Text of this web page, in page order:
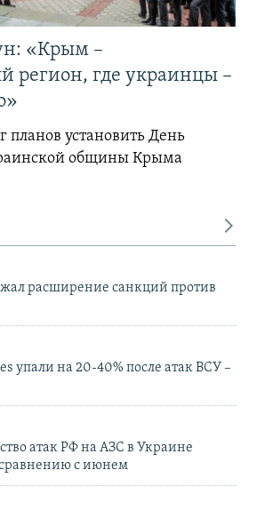
«Крым –
регион, где украинцы –
планов установить День
общины Крыма
расширение санкций против
упали на 20-40% после атак ВСУ –
атак РФ на АЗС в Украине
сравнению с июнем